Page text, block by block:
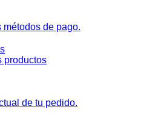
de pago.
productos
de tu pedido.